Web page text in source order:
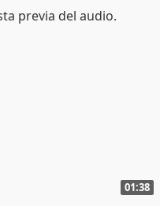
01:38